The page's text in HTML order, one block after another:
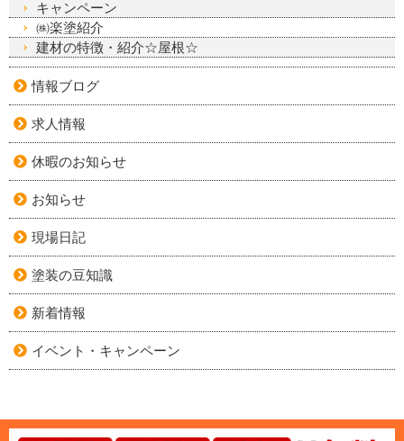
キャンペーン
㈱楽塗紹介
建材の特徴・紹介☆屋根☆
情報ブログ
求人情報
休暇のお知らせ
お知らせ
現場日記
塗装の豆知識
新着情報
イベント・キャンペーン